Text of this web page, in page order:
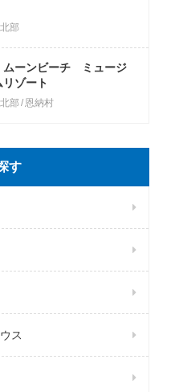
部
ムーンビーチ ミュージ
リゾート
部 恩納村
す
ス